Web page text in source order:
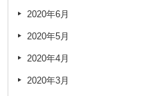
2020年6月
2020年5月
2020年4月
2020年3月